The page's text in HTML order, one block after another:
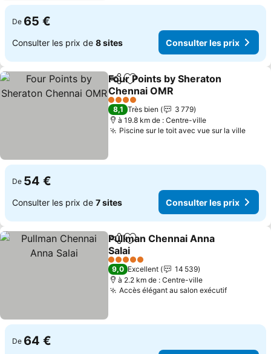
De 65 €
Consulter les prix de 8 sites Consulter les prix
PartagerAjouter à mes favoris
Four Points by Sheraton
Chennai OMR
Consulter les prix
4 Étoiles
8,1 Très bien
3 779
à 19.8 km de : Centre-ville
Piscine sur le toit avec vue sur la ville
De 54 €
Consulter les prix de 7 sites Consulter les prix
PartagerAjouter à mes favoris
Pullman Chennai Anna
Salai
Consulter les prix
5 Étoiles
9,0 Excellent
14 539
à 2.2 km de : Centre-ville
Accès élégant au salon exécutif
De 64 €